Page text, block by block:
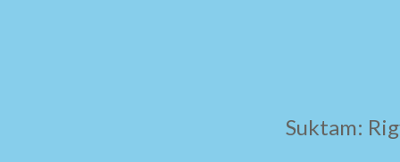
Suktam: